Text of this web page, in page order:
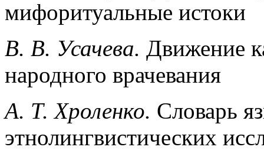
мифоритуальные истоки
В. В. Усачева. Движение
народного врачевания
А. Т. Хроленко. Словарь
этнолингвистических